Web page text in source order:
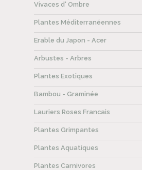
Vivaces d' Ombre
Plantes Méditerranéennes
Erable du Japon - Acer
Arbustes - Arbres
Plantes Exotiques
Bambou - Graminée
Lauriers Roses Francais
Plantes Grimpantes
Plantes Aquatiques
Plantes Carnivores